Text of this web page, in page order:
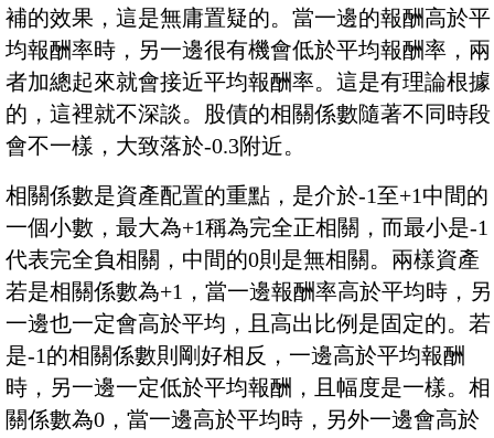
補的效果，這是無庸置疑的。當一邊的報酬高於平
均報酬率時，另一邊很有機會低於平均報酬率，兩
者加總起來就會接近平均報酬率。這是有理論根據
的，這裡就不深談。股債的相關係數隨著不同時段
會不一樣，大致落於-0.3附近。
相關係數是資產配置的重點，是介於-1至+1中間的
一個小數，最大為+1稱為完全正相關，而最小是-1
代表完全負相關，中間的0則是無相關。兩樣資產
若是相關係數為+1，當一邊報酬率高於平均時，另
一邊也一定會高於平均，且高出比例是固定的。若
是-1的相關係數則剛好相反，一邊高於平均報酬
時，另一邊一定低於平均報酬，且幅度是一樣。相
關係數為0，當一邊高於平均時，另外一邊會高於